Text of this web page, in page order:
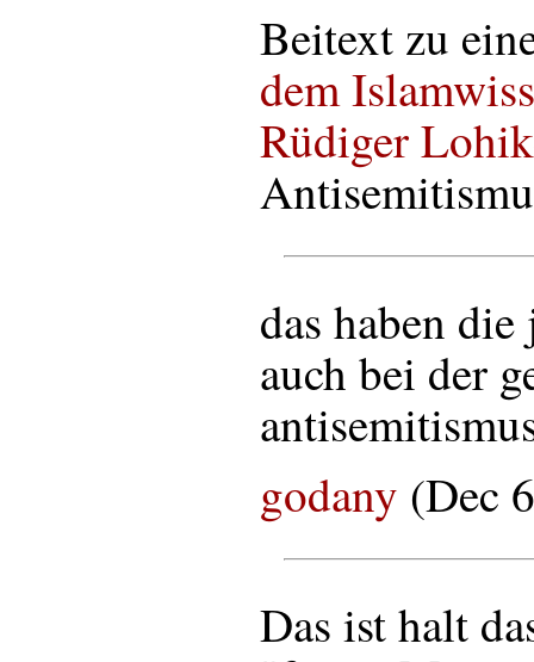
Beitext zu
dem
Rüdiger
das haben
auch bei der
godany (Dec
Das ist halt